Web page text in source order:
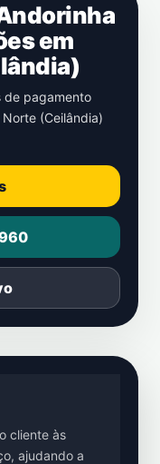
em
de pagamento
Norte (Ceilândia)
cliente às
ajudando a